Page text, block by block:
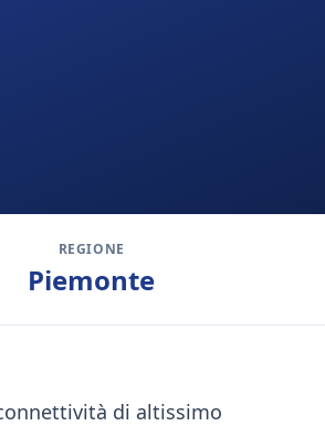
REGIONE
Piemonte
di altissimo